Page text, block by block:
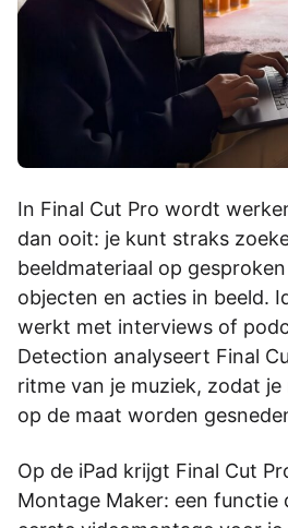
In Final Cut Pro wordt
dan ooit: je kunt straks
beeldmateriaal op
objecten en acties in beeld.
werkt met interviews of
Detection analyseert Final
ritme van je muziek, zodat
op de maat worden
Op de iPad krijgt Final Cut
Montage Maker: een functie